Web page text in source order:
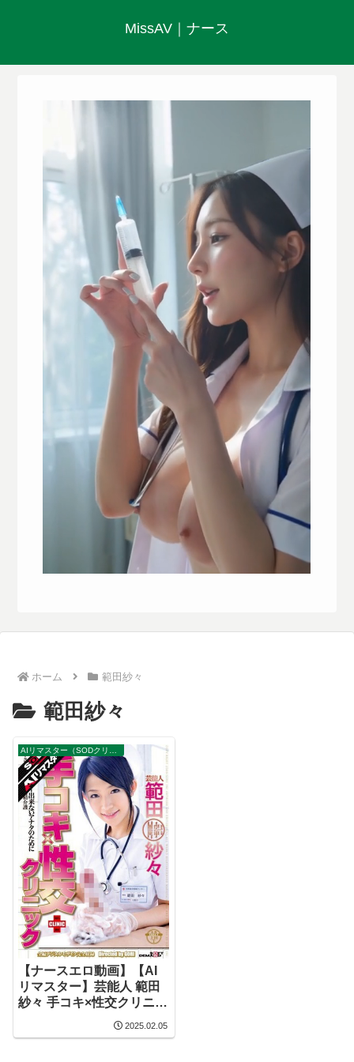
MissAV｜ナース
ホーム 範田紗々
範田紗々
AIリマスター（SODクリエイト）
【ナースエロ動画】【AI
リマスター】芸能人 範田
紗々 手コキ×性交クリニッ
2025.02.05